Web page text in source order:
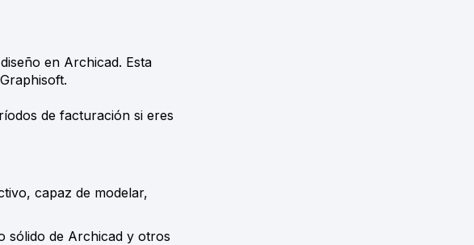
en Archicad. Esta
de facturación si eres
capaz de modelar,
sólido de Archicad y otros